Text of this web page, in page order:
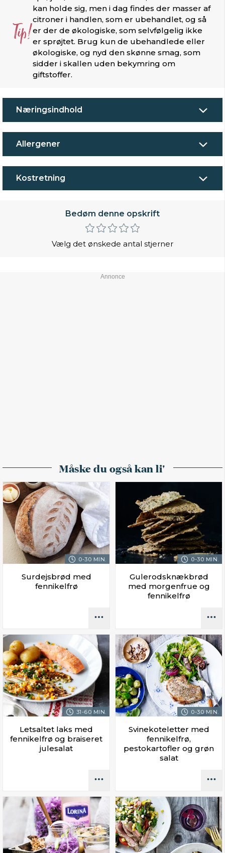
Tip!
kan holde sig, men i dag findes der masser af
citroner i handlen, som er ubehandlet, og så
er der de økologiske, som selvfølgelig ikke
er sprøjtet. Brug kun de ubehandlede eller
økologiske, og nyd den skønne smag, som
sidder i skallen uden bekymring om
giftstoffer.
Næringsindhold
Allergener
Kostretning
Bedøm denne opskrift
Vælg det ønskede antal stjerner
Måske du også kan li'
0-30 MIN.
Surdejsbrød med
fennikelfrø
0-30 MIN.
Gulerodsknækbrød
med morgenfrue og
fennikelfrø
31-60 MIN.
Letsaltet laks med
fennikelfrø og braiseret
julesalat
0-30 MIN.
Svinekoteletter med
fennikelfrø,
pestokartofler og grøn
salat